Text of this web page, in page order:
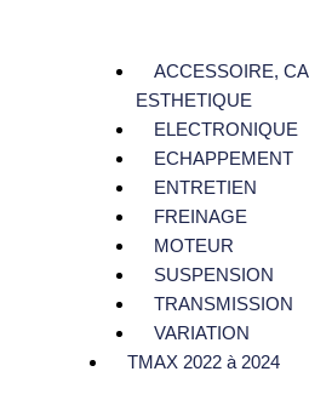
ACCESSOIRE,
ESTHETIQUE
ELECTRONIQUE
ECHAPPEMENT
ENTRETIEN
FREINAGE
MOTEUR
SUSPENSION
TRANSMISSION
VARIATION
TMAX 2022 à 2024